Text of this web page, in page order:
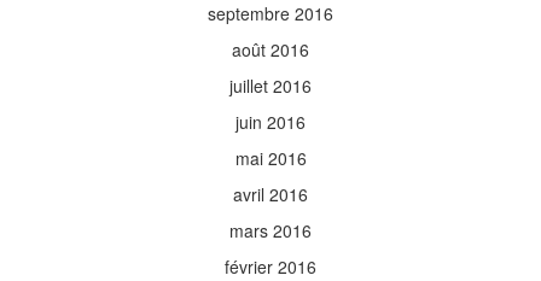
septembre 2016
août 2016
juillet 2016
juin 2016
mai 2016
avril 2016
mars 2016
février 2016